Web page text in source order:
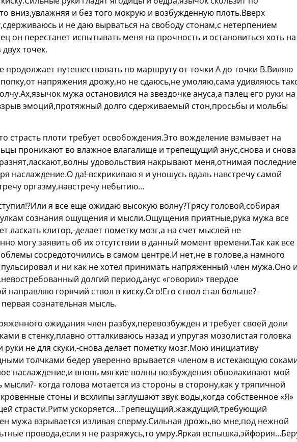
вниз,увлажняя и без того мокрую и возбужденную плоть.Вверх
и не даю вырваться на свободу стонам,с нетерпением
он перестанет испытывать меня на прочность и остановиться хоть на
точек.
продолжает путешествовать по маршруту от точки А до точки В.Виляю
напряжения дрожу,но не сдаюсь,не умоляю,сама удивляюсь
мужа остановился на звездочке ануса,а палец его руки на
эмоций,протяжный долго сдерживаемый стон,просьбы и мольбы
страсть плоти требует освобождения.Это вожделение взмывает на
проникают во влажное влагалище и трепещущий анус,снова и снова
удовольствия накрывают меня,отнимая последние
наслаждение.О да!-вскрикиваю я и уношусь вдаль навстречу самой
оргазму,навстречу небытию…
я все еще ожидаю высокую волну?Трясу головой,собирая
сознания ощущения и мысли.Ощущения приятные,рука мужа все
ласкать клитор,-делает пометку мозг,а на счет мыслей не
могу заявить об их отсутствии в данный момент времени.Так как все
сосредоточились в самом центре.И нет,не в голове,а намного
и ни как не хотел принимать напряженный член мужа.Оно и
долгий период,анус «говорил» твердое
направляю горячий ствол в киску.Ого!Его ствол стал больше?-
сознательная мысль.
ожидания член разбух,перевозбужден и требует своей доли
в стенку,плавно отталкиваюсь назад и упругая мозолистая головка
не для скуки,-снова делает пометку мозг.Мою инициативу
толчками бедер уверенно врывается членом в истекающую
наслаждение,и вновь мягкие волны возбуждения обволакивают мой
когда голова мотается из стороны в сторону,как у тряпичной
стоны и всхлипы заглушают звук воды,когда собственное «Я»
страсти.Ритм ускоряется…Трепещущий,жаждущий,требующий
мужа взрывается изливая сперму.Сильная дрожь,во мне,под нежной
провода,если я не разряжусь,то умру.Яркая